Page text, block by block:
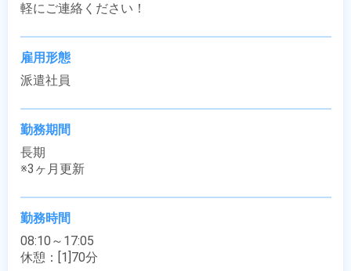
軽にご連絡ください！
雇用形態
派遣社員
勤務期間
長期
※3ヶ月更新
勤務時間
08:10～17:05
休憩：[1]70分